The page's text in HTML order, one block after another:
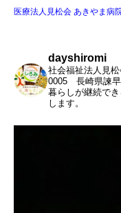
医療法人見松会 あきやま病
dayshiromi
社会福祉法人見
0005 長崎県諫早
暮らしが継続で
します。